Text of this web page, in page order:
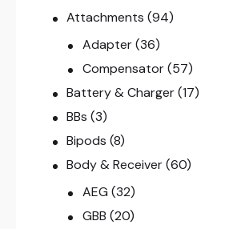
Attachments (94)
Adapter (36)
Compensator (57)
Battery & Charger (17)
BBs (3)
Bipods (8)
Body & Receiver (60)
AEG (32)
GBB (20)